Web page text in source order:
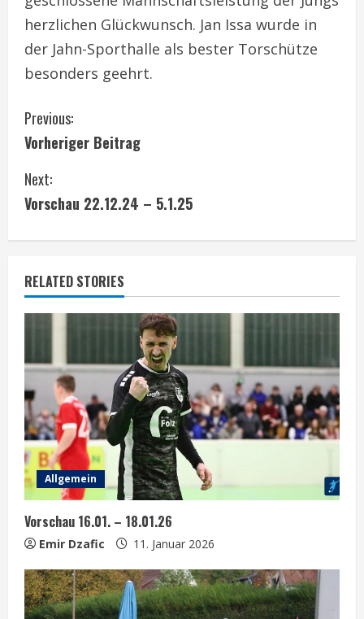
herzlichen Glückwunsch. Jan Issa wurde in
der Jahn-Sporthalle als bester Torschütze
besonders geehrt.
C
o
n
n
u
e
R
e
a
d
i
n
g
Previous:
Vorheriger Beitrag
Next:
Vorschau 22.12.24 – 5.1.25
RELATED STORIES
Allgemein
Vorschau 16.01. – 18.01.26
Emir Dzafic 11. Januar 2026